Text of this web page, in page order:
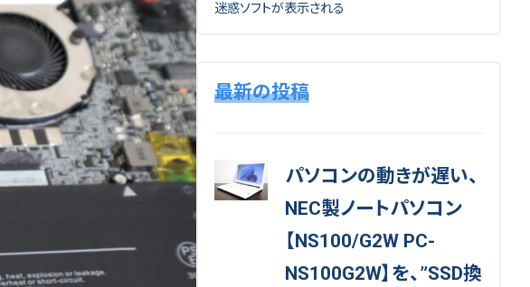
迷惑ソフトが表示される
最新の投稿
パソコンの動きが遅い、
NEC製ノートパソコン
【NS100/G2W PC-
NS100G2W】を、”SSD換